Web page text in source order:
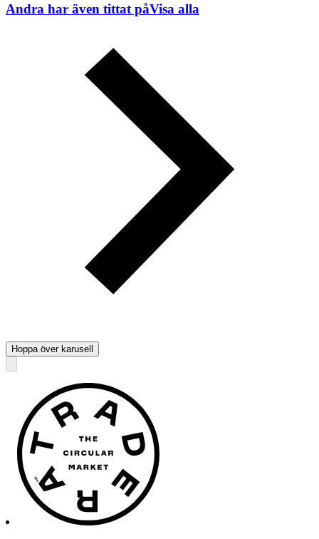
Andra har även tittat påVisa alla
Hoppa över karusell